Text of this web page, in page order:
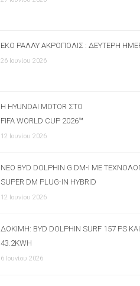
ΕΚΟ ΡΆΛΛΥ ΑΚΡΌΠΟΛΙΣ : ΔΕΎΤΕΡΗ
26 Ιουνίου 2026
Η HYUNDAI MOTOR ΣΤΟ
FIFA WORLD CUP 2026™
12 Ιουνίου 2026
ΝΈΟ BYD DOLPHIN G DM-I ΜΕ
SUPER DM PLUG-IN HYBRID
12 Ιουνίου 2026
ΔΟΚΙΜΉ: BYD DOLPHIN SURF 157 PS ΚΑΙ
43.2KWH
6 Ιουνίου 2026